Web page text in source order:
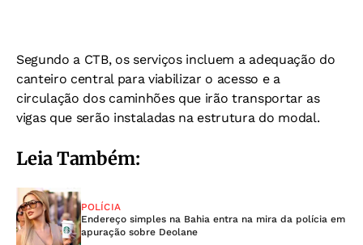
Segundo a CTB, os serviços incluem a adequação do
canteiro central para viabilizar o acesso e a
circulação dos caminhões que irão transportar as
vigas que serão instaladas na estrutura do modal.
Leia Também:
POLÍCIA
Endereço simples na Bahia entra na mira da polícia em
apuração sobre Deolane